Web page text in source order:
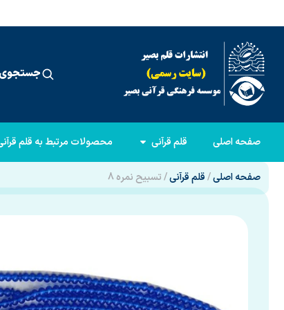
صفحه اصلی قلم قرآنی محصولات مرتبط به قلم
صفحه اصلی/قلم قرآنی/ تسبیح نمره 8